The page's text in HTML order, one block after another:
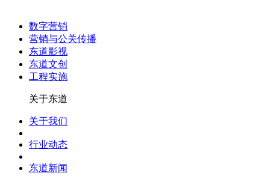
数字营销
营销与公关传播
东道影视
东道文创
工程实施
关于东道
关于我们
行业动态
东道新闻